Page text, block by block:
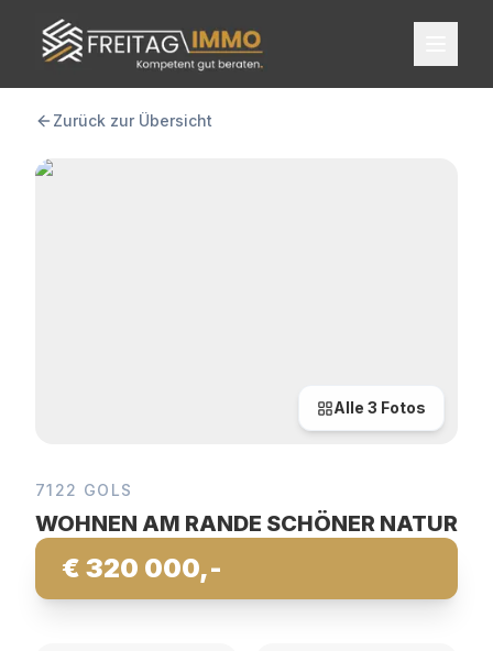
FREITAG IMMO
Zurück zur Übersicht
Alle 3 Fotos
7122 GOLS
WOHNEN AM RANDE SCHÖNER NATUR
€ 320 000,-